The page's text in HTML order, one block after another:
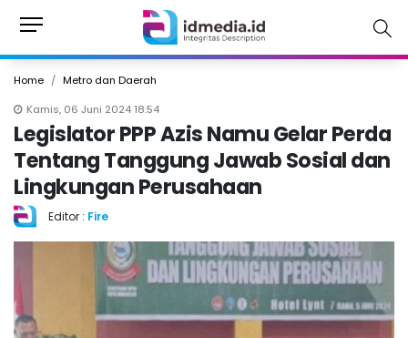
Home
Metro dan Daerah
Kamis, 06 Juni 2024 18:54
Legislator PPP Azis Namu Gelar Perda
Tentang Tanggung Jawab Sosial dan
Lingkungan Perusahaan
Editor : Fire